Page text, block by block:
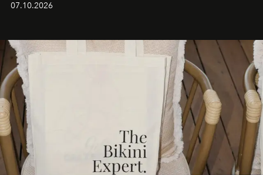
buluşturarak markanın Cavo Tagoo’daki varlığını
sürükleyici ve mevsime özel bir deneyime dönüştürüyor.
07.10.2026